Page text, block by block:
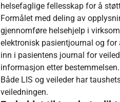
helsefaglige fellesskap for å
Formålet med deling av
gjennomføre helsehjelp i
elektronisk pasientjournal og for
inn i pasientens journal for
informasjon etter bestemmelsen.
Både LIS og veileder har
veiledningen.